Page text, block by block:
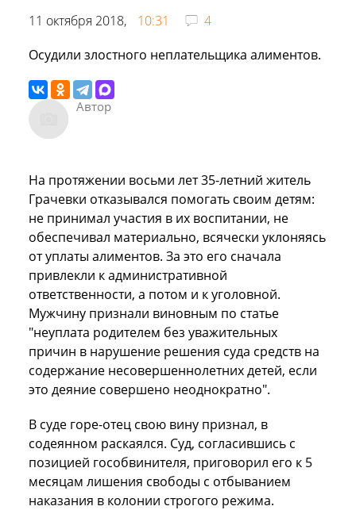
11 октября 2018, 10:31
4
Осудили злостного неплательщика алиментов.
Автор
На протяжении восьми лет 35-летний житель
Грачевки отказывался помогать своим детям:
не принимал участия в их воспитании, не
обеспечивал материально, всячески уклоняясь
от уплаты алиментов. За это его сначала
привлекли к административной
ответственности, а потом и к уголовной.
Мужчину признали виновным по статье
"неуплата родителем без уважительных
причин в нарушение решения суда средств на
содержание несовершеннолетних детей, если
это деяние совершено неоднократно".
В суде горе-отец свою вину признал, в
содеянном раскаялся. Суд, согласившись с
позицией гособвинителя, приговорил его к 5
месяцам лишения свободы с отбыванием
наказания в колонии строгого режима.